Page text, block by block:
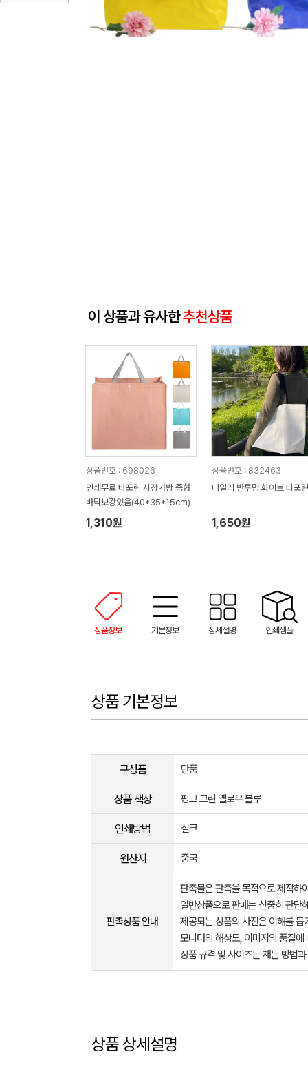
이 상품과 유사한추천상품
상품번호 : 698026
인쇄무료 타포린 시장가방 중형
바닥보강있음(40*35*15cm)
1,310원
상품번호 : 832463
데일리 반투명 화이트 타포
1,650원
상품정보 기본정보 상세설명 인쇄샘플
상품 기본정보
구성품 단품
상품 색상 핑크 그린 옐로우 블루
인쇄방법 실크
원산지 중국
판촉상품 안내
판촉물은 판촉을 목적으로 제작하
일반상품으로 판매는 신중히 판단
제공되는 상품의 사진은 이해를
모니터의 해상도, 이미지의 품질
상품 규격 및 사이즈는 재는 방법
상품 상세설명